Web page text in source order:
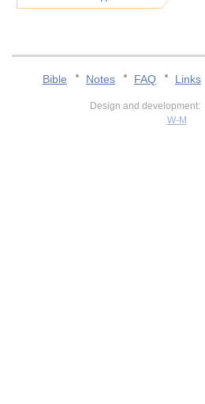
Bible Notes FAQ Links
Design and
W-M